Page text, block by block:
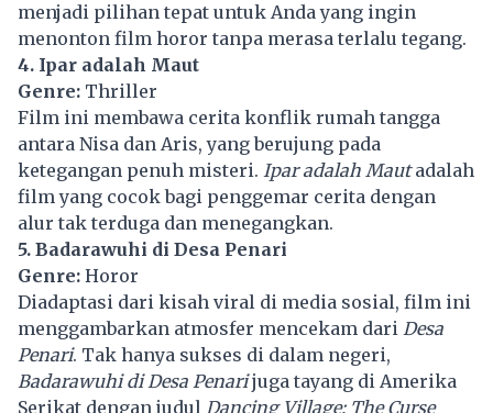
menjadi pilihan tepat untuk Anda yang ingin
menonton film horor tanpa merasa terlalu tegang.
4. Ipar adalah Maut
Genre: Thriller
Film ini membawa cerita konflik rumah tangga
antara Nisa dan Aris, yang berujung pada
ketegangan penuh misteri. Ipar adalah Mautadalah
film yang cocok bagi penggemar cerita dengan
alur tak terduga dan menegangkan.
5. Badarawuhi di Desa Penari
Genre: Horor
Diadaptasi dari kisah viral di media sosial, film ini
menggambarkan atmosfer mencekam dari Desa
Penari. Tak hanya sukses di dalam negeri,
Badarawuhi di Desa Penarijuga tayang di Amerika
Serikat dengan judul Dancing Village: The Curse